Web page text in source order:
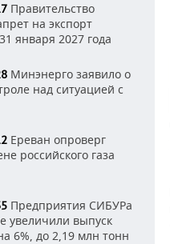
Правительство
на экспорт
января 2027 года
Минэнерго заявило о
над ситуацией с
Ереван опроверг
российского газа
Предприятия СИБУРа
увеличили выпуск
6%, до 2,19 млн тонн